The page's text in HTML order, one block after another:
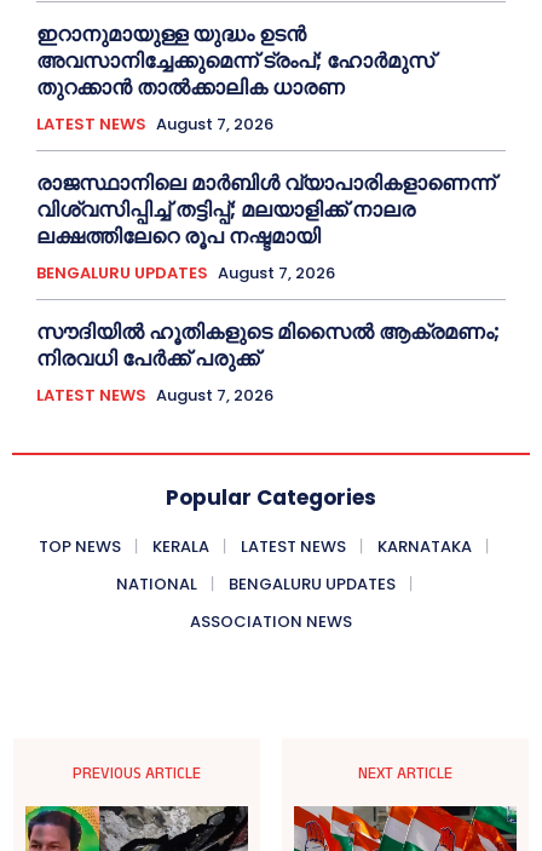
ഇറാനുമായുള്ള യുദ്ധം ഉടൻ
അവസാനിച്ചേക്കുമെന്ന് ട്രംപ്; ഹോർമുസ്
തുറക്കാൻ താൽക്കാലിക ധാരണ
LATEST NEWS August 7, 2026
രാജസ്ഥാനിലെ മാർബിൾ വ്യാപാരികളാണെന്ന്
വിശ്വസിപ്പിച്ച് തട്ടിപ്പ്; മലയാളിക്ക് നാലര
ലക്ഷത്തിലേറെ രൂപ നഷ്ടമായി
BENGALURU UPDATES August 7, 2026
സൗദിയിൽ ഹൂതികളുടെ മിസൈൽ ആക്രമണം;
നിരവധി പേർക്ക് പരുക്ക്
LATEST NEWS August 7, 2026
Popular Categories
TOP NEWS KERALA LATEST NEWS
KARNATAKA
NATIONAL
BENGALURU UPDATES
ASSOCIATION NEWS
PREVIOUS ARTICLE NEXT ARTICLE